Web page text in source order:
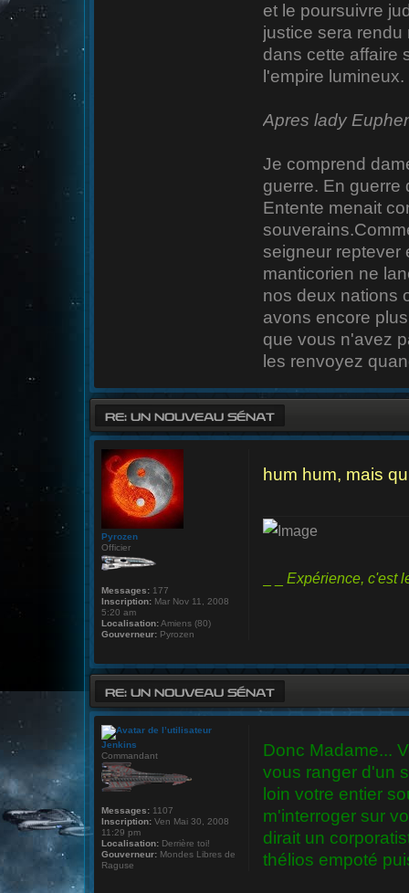
et le poursuivre
justice sera
dans cette affaire
l'empire lumineux.
Apres lady
Je comprend
guerre. En guerre
Entente menait
seigneur reptever
manticorien ne
nos deux nations
avons encore
que vous n'avez
les renvoyez
RE: UN NOUVEAU SÉNAT
hum hum, mais
Expérience, c'est
Pyrozen
Officier
Messages: 177
Inscription: Mar Nov 11, 2008
5:20 am
Localisation:Amiens (80)
Gouverneur: Pyrozen
RE: UN NOUVEAU SÉNAT
Donc Madame...
vous ranger d'un
loin votre entier
m'interroger sur
dirait un
thélios empoté
Jenkins
Commandant
Messages: 1107
Inscription: Ven Mai 30, 2008
11:29 pm
Localisation: Derrière toi!
Gouverneur: Mondes Libres de
Raguse